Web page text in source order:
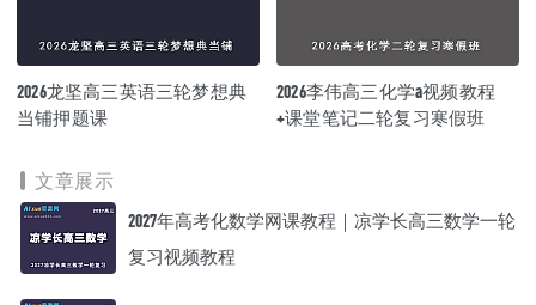
2026龙坚高三英语三轮梦想典
当铺押题课
2026李伟高三化学a视频教程
+课堂笔记二轮复习寒假班
文章展示
2027年高考化数学网课教程｜凉学长高三数学一轮
复习视频教程